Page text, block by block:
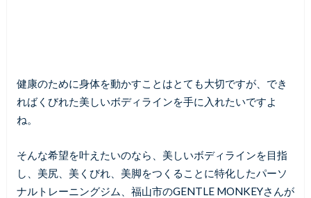
健康のために身体を動かすことはとても大切ですが、でき
ればくびれた美しいボディラインを手に入れたいですよ
ね。
そんな希望を叶えたいのなら、美しいボディラインを目指
し、美尻、美くびれ、美脚をつくることに特化したパーソ
ナルトレーニングジム、福山市のGENTLE MONKEYさんが